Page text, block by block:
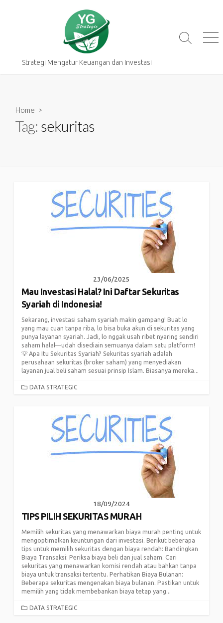
Strategi Mengatur Keuangan dan Investasi
Search
Home >
Tag: sekuritas
23/06/2025
Mau Investasi Halal? Ini Daftar Sekuritas
Syariah di Indonesia!
Sekarang, investasi saham syariah makin gampang! Buat lo
yang mau cuan tanpa riba, lo bisa buka akun di sekuritas yang
punya layanan syariah. Jadi, lo nggak usah ribet nyaring sendiri
saham halal—udah disediain semuanya dalam satu platform!
💡 Apa Itu Sekuritas Syariah? Sekuritas syariah adalah
perusahaan sekuritas (broker saham) yang menyediakan
layanan jual beli saham sesuai prinsip Islam. Biasanya mereka...
CATEGORIES
DATA STRATEGIC
18/09/2024
TIPS PILIH SEKURITAS MURAH
Memilih sekuritas yang menawarkan biaya murah penting untuk
mengoptimalkan keuntungan dari investasi. Berikut beberapa
tips untuk memilih sekuritas dengan biaya rendah: Bandingkan
Biaya Transaksi: Periksa biaya beli dan jual saham. Cari
sekuritas yang menawarkan komisi rendah atau bahkan tanpa
biaya untuk transaksi tertentu. Perhatikan Biaya Bulanan:
Beberapa sekuritas mengenakan biaya bulanan. Pastikan untuk
memilih yang tidak membebankan biaya tetap yang...
CATEGORIES
DATA STRATEGIC